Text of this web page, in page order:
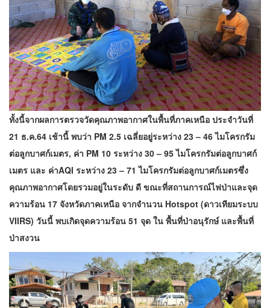
ทั้งนี้จากผลการตรวจวัดคุณภาพอากาศในพื้นที่ภาคเหนือ ประจำวันที่
21 ธ.ค.64 เช้านี้ พบว่า PM 2.5 เฉลี่ยอยู่ระหว่าง 23 – 46 ไมโครกรัม
ต่อลูกบาศก์เมตร, ค่า PM 10 ระหว่าง 30 – 95 ไมโครกรัมต่อลูกบาศก์
เมตร และ ค่าAQI ระหว่าง 23 – 71 ไมโครกรัมต่อลูกบาศก์เมตรซึ่ง
คุณภาพอากาศโดยรวมอยู่ในระดับ ดี ขณะที่สถานการณ์ไฟป่าและจุด
ความร้อน 17 จังหวัดภาคเหนือ จากจำนวน Hotspot (ดาวเทียมระบบ
VIIRS) วันนี้ พบเกิดจุดความร้อน 51 จุด ใน พื้นที่ป่าอนุรักษ์ และพื้นที่
ป่าสงวน